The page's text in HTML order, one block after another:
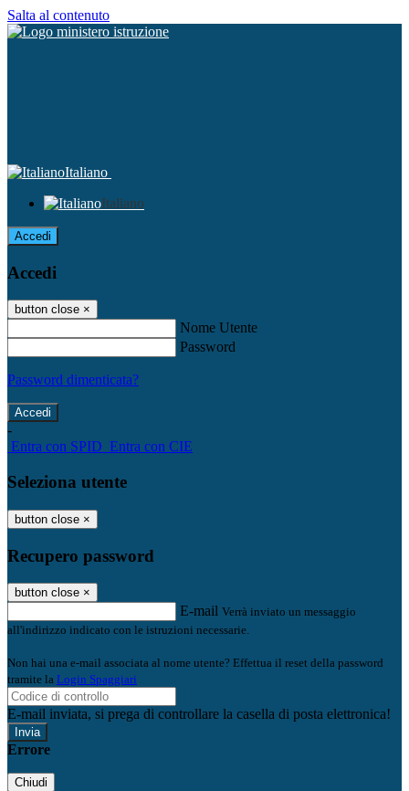
Salta al contenuto
Italiano
Italiano
Accedi
Accedi
button close ×
Nome Utente
Password
Password dimenticata?
-
Entra con SPID Entra con CIE
Seleziona utente
button close ×
Recupero password
button close ×
E-mail Verrà inviato un messaggio
all'indirizzo indicato con le istruzioni necessarie.
Non hai una e-mail associata al nome utente? Effettua il reset della password
tramite la Login Spaggiari
E-mail inviata, si prega di controllare la casella di posta elettronica!
Errore
Chiudi